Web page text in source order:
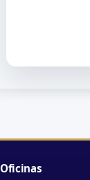
Oficinas